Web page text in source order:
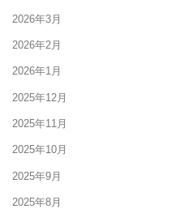
2026年3月
2026年2月
2026年1月
2025年12月
2025年11月
2025年10月
2025年9月
2025年8月